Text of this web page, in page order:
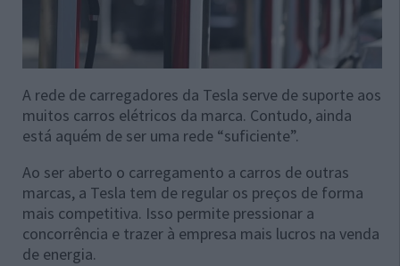
A rede de carregadores da Tesla serve de suporte aos
muitos carros elétricos da marca. Contudo, ainda
está aquém de ser uma rede “suficiente”.
Ao ser aberto o carregamento a carros de outras
marcas, a Tesla tem de regular os preços de forma
mais competitiva. Isso permite pressionar a
concorrência e trazer à empresa mais lucros na venda
de energia.